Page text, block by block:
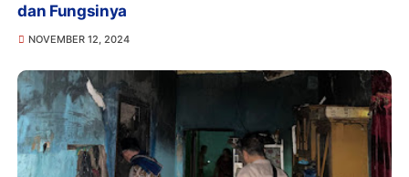
dan Fungsinya
NOVEMBER 12, 2024